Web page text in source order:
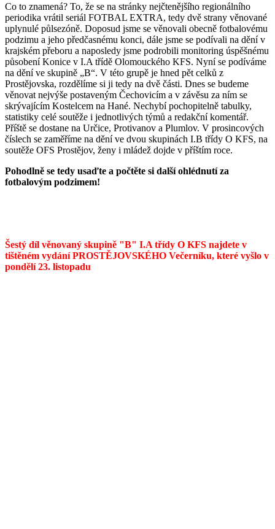
Co to znamená? To, že se na stránky nejčtenějšího regionálního
periodika vrátil seriál FOTBAL EXTRA, tedy dvě strany věnované
uplynulé půlsezóně. Doposud jsme se věnovali obecně fotbalovému
podzimu a jeho předčasnému konci, dále jsme se podívali na dění v
krajském přeboru a naposledy jsme podrobili monitoring úspěšnému
působení Konice v I.A třídě Olomouckého KFS. Nyní se podíváme
na dění ve skupině „B“. V této grupě je hned pět celků z
Prostějovska, rozdělíme si ji tedy na dvě části. Dnes se budeme
věnovat nejvýše postaveným Čechovicím a v závěsu za ním se
skrývajícím Kostelcem na Hané. Nechybí pochopitelně tabulky,
statistiky celé soutěže i jednotlivých týmů a redakční komentář.
Příště se dostane na Určice, Protivanov a Plumlov. V prosincových
číslech se zaměříme na dění ve dvou skupinách I.B třídy O KFS, na
soutěže OFS Prostějov, ženy i mládež dojde v příštím roce.
Pohodlně se tedy usaďte a počtěte si další ohlédnutí za
fotbalovým podzimem!
Šestý díl věnovaný skupině "B" I.A třídy O KFS najdete v
tištěném vydání PROSTĚJOVSKÉHO Večerníku, které vyšlo v
pondělí 23. listopadu